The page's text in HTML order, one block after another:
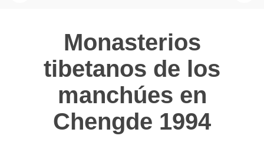
Monasterios
tibetanos de los
manchúes en
Chengde 1994